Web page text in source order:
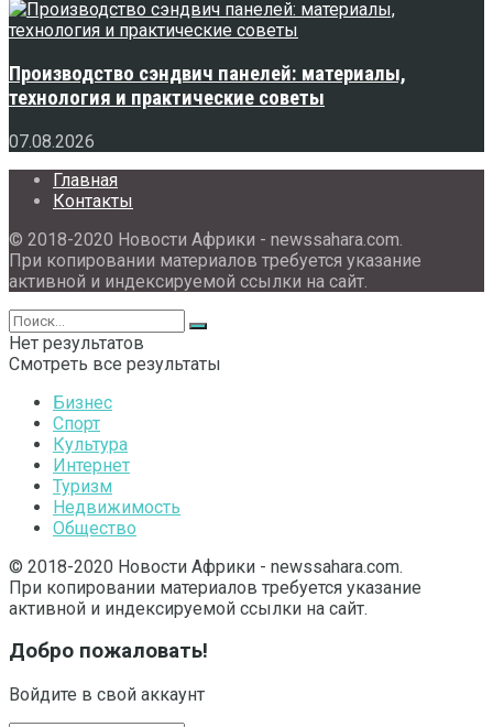
Производство сэндвич панелей: материалы,
технология и практические советы
07.08.2026
Главная
Контакты
© 2018-2020 Новости Африки - newssahara.com.
При копировании материалов требуется указание
активной и индексируемой ссылки на сайт.
Нет результатов
Смотреть все результаты
Бизнес
Спорт
Культура
Интернет
Туризм
Недвижимость
Общество
© 2018-2020 Новости Африки - newssahara.com.
При копировании материалов требуется указание
активной и индексируемой ссылки на сайт.
Добро пожаловать!
Войдите в свой аккаунт